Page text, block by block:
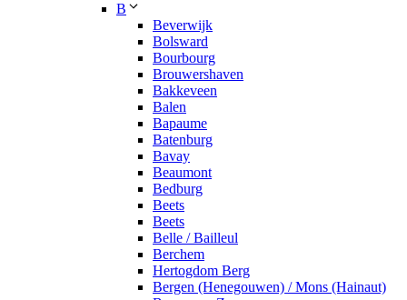
B
Beverwijk
Bolsward
Bourbourg
Brouwershaven
Bakkeveen
Balen
Bapaume
Batenburg
Bavay
Beaumont
Bedburg
Beets
Beets
Belle / Bailleul
Berchem
Hertogdom Berg
Bergen (Henegouwen) / Mons (Hainaut)